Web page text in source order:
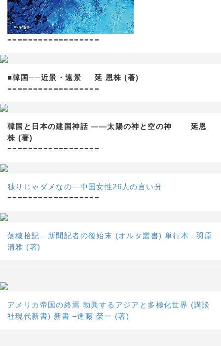
==================
■韓国──近景・遠景 延 恩株 (著)
==================
韓国と日本の建国神話 ——太陽の神と空の神 延恩
株 (著)
==================
独りじゃダメなの―中国女性26人の言い分
==================
落穂拾記―新聞記者の後始末 (オルタ叢書) 単行本 –羽原
清雅 (著)
アメリカ帝国の終焉 勃興するアジアと多極化世界 (講談
社現代新書) 新書 –進藤 榮一 (著)